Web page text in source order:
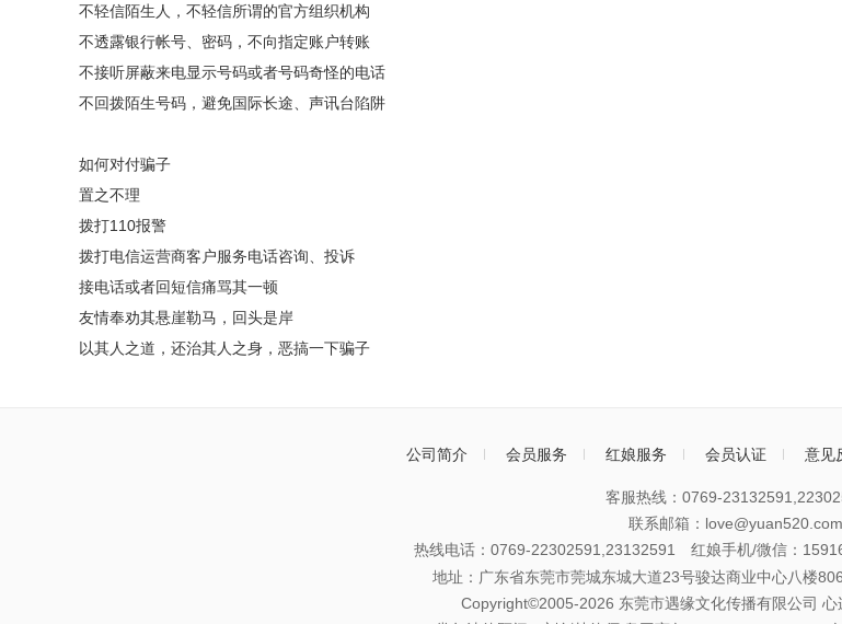
不轻信陌生人，不轻信所谓的官方组织机构
不透露银行帐号、密码，不向指定账户转账
不接听屏蔽来电显示号码或者号码奇怪的电话
不回拨陌生号码，避免国际长途、声讯台陷阱
如何对付骗子
置之不理
拨打110报警
拨打电信运营商客户服务电话咨询、投诉
接电话或者回短信痛骂其一顿
友情奉劝其悬崖勒马，回头是岸
以其人之道，还治其人之身，恶搞一下骗子
公司简介 会员服务 红娘服务 会员认证 意见
客服热线：0769-
联系邮箱：love@yuan520.com
热线电话：0769-22302591,23132591 红娘手机/微信：
地址： 广东省东莞市莞城东城大道23号骏达商业中心八楼806
Copyright©2005-2026 东莞市遇缘文化传播有限公司